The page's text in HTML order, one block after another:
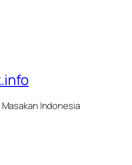
Indonesia